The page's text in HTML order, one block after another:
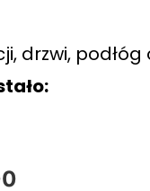
drzwi, podłóg